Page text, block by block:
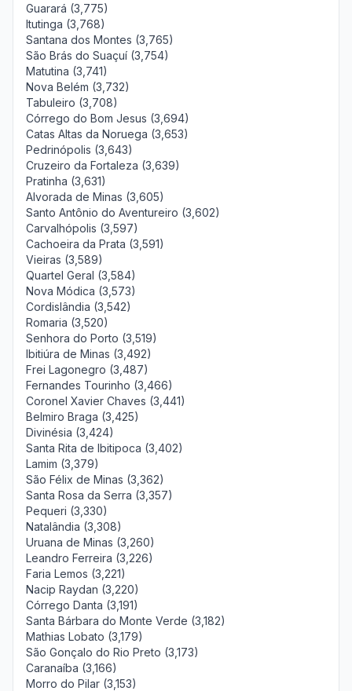
Guarará (3,775)
Itutinga (3,768)
Santana dos Montes (3,765)
São Brás do Suaçuí (3,754)
Matutina (3,741)
Nova Belém (3,732)
Tabuleiro (3,708)
Córrego do Bom Jesus (3,694)
Catas Altas da Noruega (3,653)
Pedrinópolis (3,643)
Cruzeiro da Fortaleza (3,639)
Pratinha (3,631)
Alvorada de Minas (3,605)
Santo Antônio do Aventureiro (3,602)
Carvalhópolis (3,597)
Cachoeira da Prata (3,591)
Vieiras (3,589)
Quartel Geral (3,584)
Nova Módica (3,573)
Cordislândia (3,542)
Romaria (3,520)
Senhora do Porto (3,519)
Ibitiúra de Minas (3,492)
Frei Lagonegro (3,487)
Fernandes Tourinho (3,466)
Coronel Xavier Chaves (3,441)
Belmiro Braga (3,425)
Divinésia (3,424)
Santa Rita de Ibitipoca (3,402)
Lamim (3,379)
São Félix de Minas (3,362)
Santa Rosa da Serra (3,357)
Pequeri (3,330)
Natalândia (3,308)
Uruana de Minas (3,260)
Leandro Ferreira (3,226)
Faria Lemos (3,221)
Nacip Raydan (3,220)
Córrego Danta (3,191)
Santa Bárbara do Monte Verde (3,182)
Mathias Lobato (3,179)
São Gonçalo do Rio Preto (3,173)
Caranaíba (3,166)
Morro do Pilar (3,153)